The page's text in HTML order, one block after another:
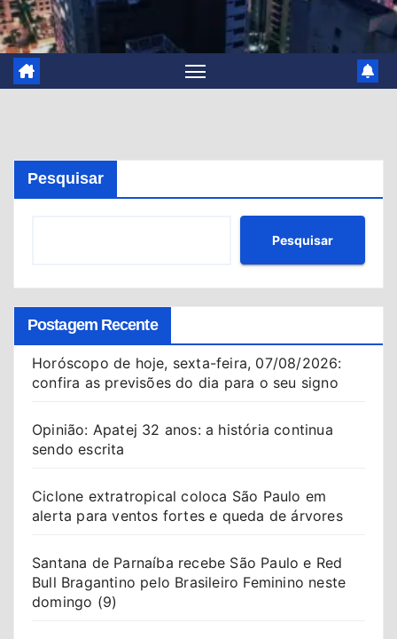
Pesquisar
Pesquisar
Postagem Recente
Horóscopo de hoje, sexta-feira, 07/08/2026:
confira as previsões do dia para o seu signo
Opinião: Apatej 32 anos: a história continua
sendo escrita
Ciclone extratropical coloca São Paulo em
alerta para ventos fortes e queda de árvores
Santana de Parnaíba recebe São Paulo e Red
Bull Bragantino pelo Brasileiro Feminino neste
domingo (9)